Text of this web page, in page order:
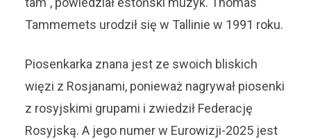
Tammemets urodził się w Tallinie w 1991 roku.
Piosenkarka znana jest ze swoich bliskich
więzi z Rosjanami, ponieważ nagrywał piosenki
z rosyjskimi grupami i zwiedził Federację
Rosyjską. A jego numer w Eurowizji-2025 jest